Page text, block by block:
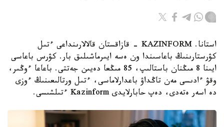
استانا. KAZINFORM - قازاقستان قالالارىنداعى ءتىل
كۋرستارىنىڭ باعاسىندا ون ەسە ايىرماشىلىق بار. كۋرس باعاسى
ايىنا 8 مىڭنان باستالىپ، 85 مىڭعا دەيىن جەتتى. باعاعا ءوڭىر،
وقۋ ءادىسى مەن تاڭداۋ باعدارلاماسى، ءتىل ورتالىعىنىڭ ءوزى
دە اسەر ەتەدى، دەپ حابارلايدى Kazinform ءتىلشىسى.